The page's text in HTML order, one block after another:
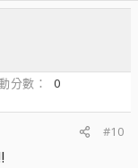
分數
0
#10